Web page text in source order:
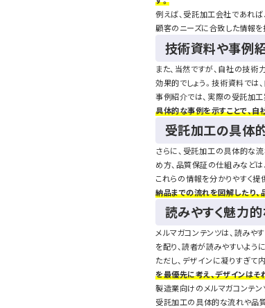
例えば、受託加工会社であれば
顧客のニーズに合致した情報を
技術資料や事例
また、当然ですが、自社の技
効果的でしょう。技術資料では
事例紹介では、実際の受託加
具体的な事例を示すことで、
受託加工の具体
さらに、受託加工の具体的な
め方、品質保証の仕組みなどは
これらの情報を分かりやすく
納品までの流れを図解したり
読みやすく魅力
メルマガコンテンツは、読みや
を配り、読者が読みやすいよう
ただし、デザインに凝りすぎて
を最優先に考え、デザインはそ
製造業向けのメルマガコンテン
受託加工の具体的な流れや品